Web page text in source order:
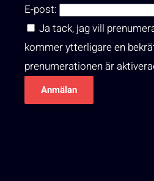
E-post:
Ja tack, jag vill
kommer ytterligare en
prenumerationen är